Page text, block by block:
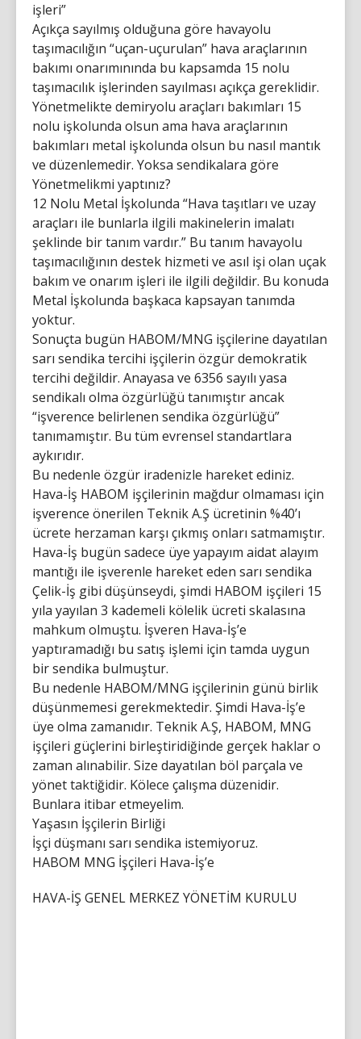
işleri”
Açıkça sayılmış olduğuna göre havayolu
taşımacılığın “uçan-uçurulan” hava araçlarının
bakımı onarımınında bu kapsamda 15 nolu
taşımacılık işlerinden sayılması açıkça gereklidir.
Yönetmelikte demiryolu araçları bakımları 15
nolu işkolunda olsun ama hava araçlarının
bakımları metal işkolunda olsun bu nasıl mantık
ve düzenlemedir. Yoksa sendikalara göre
Yönetmelikmi yaptınız?
12 Nolu Metal İşkolunda “Hava taşıtları ve uzay
araçları ile bunlarla ilgili makinelerin imalatı
şeklinde bir tanım vardır.” Bu tanım havayolu
taşımacılığının destek hizmeti ve asıl işi olan uçak
bakım ve onarım işleri ile ilgili değildir. Bu konuda
Metal İşkolunda başkaca kapsayan tanımda
yoktur.
Sonuçta bugün HABOM/MNG işçilerine dayatılan
sarı sendika tercihi işçilerin özgür demokratik
tercihi değildir. Anayasa ve 6356 sayılı yasa
sendikalı olma özgürlüğü tanımıştır ancak
“işverence belirlenen sendika özgürlüğü”
tanımamıştır. Bu tüm evrensel standartlara
aykırıdır.
Bu nedenle özgür iradenizle hareket ediniz.
Hava-İş HABOM işçilerinin mağdur olmaması için
işverence önerilen Teknik A.Ş ücretinin %40’ı
ücrete herzaman karşı çıkmış onları satmamıştır.
Hava-İş bugün sadece üye yapayım aidat alayım
mantığı ile işverenle hareket eden sarı sendika
Çelik-İş gibi düşünseydi, şimdi HABOM işçileri 15
yıla yayılan 3 kademeli kölelik ücreti skalasına
mahkum olmuştu. İşveren Hava-İş’e
yaptıramadığı bu satış işlemi için tamda uygun
bir sendika bulmuştur.
Bu nedenle HABOM/MNG işçilerinin günü birlik
düşünmemesi gerekmektedir. Şimdi Hava-İş’e
üye olma zamanıdır. Teknik A.Ş, HABOM, MNG
işçileri güçlerini birleştiridiğinde gerçek haklar o
zaman alınabilir. Size dayatılan böl parçala ve
yönet taktiğidir. Kölece çalışma düzenidir.
Bunlara itibar etmeyelim.
Yaşasın İşçilerin Birliği
İşçi düşmanı sarı sendika istemiyoruz.
HABOM MNG İşçileri Hava-İş’e
HAVA-İŞ GENEL MERKEZ YÖNETİM KURULU